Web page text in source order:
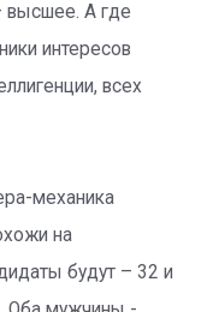
высшее. А где
интересов
всех
механика
на
будут – 32 и